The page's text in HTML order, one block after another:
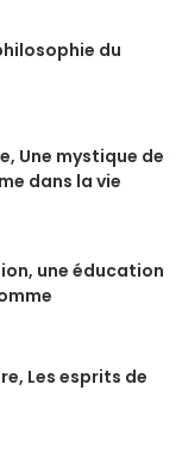
du
Une mystique de
dans la vie
une éducation
Les esprits de